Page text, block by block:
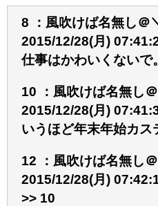
8 ：風吹けば名無し＠
2015/12/28(月)
仕事はかわいくないで
10 ：風吹けば名無し
2015/12/28(月)
いうほど年末年始カス
12 ：風吹けば名無し
2015/12/28(月)
>> 10